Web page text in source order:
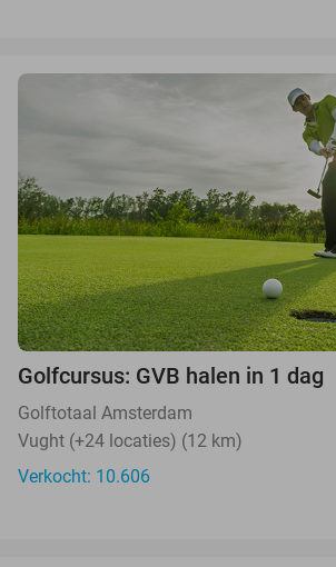
Golfcursus: GVB halen in 1 dag
Golftotaal Amsterdam
Vught (+24 locaties) (12 km)
Verkocht: 10.606